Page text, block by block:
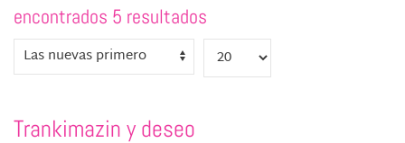
encontrados 5 resultados
Trankimazin y deseo